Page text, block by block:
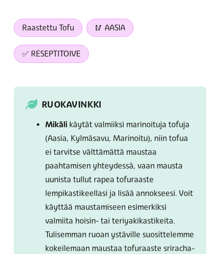
Raastettu Tofu 🥢 AASIA
✅ RESEPTITOIVE
RUOKAVINKKI
Mikäli käytät valmiiksi marinoituja tofuja
(Aasia, Kylmäsavu, Marinoitu), niin tofua
ei tarvitse välttämättä maustaa
paahtamisen yhteydessä, vaan mausta
uunista tullut rapea tofuraaste
lempikastikeellasi ja lisää annokseesi. Voit
käyttää maustamiseen esimerkiksi
valmiita hoisin- tai teriyakikastikeita.
Tulisemman ruoan ystäville suosittelemme
kokeilemaan maustaa tofuraaste sriracha-